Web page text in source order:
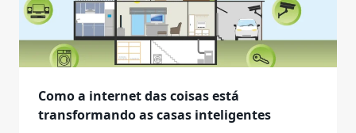
Como a internet das coisas está
transformando as casas inteligentes